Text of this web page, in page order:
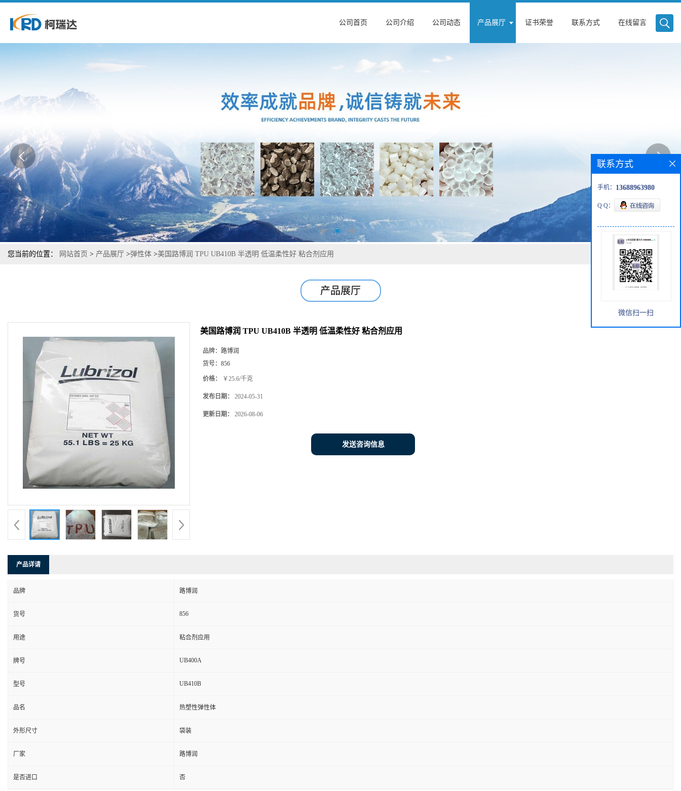
公司首页 公司介绍 公司动态 产品展厅 证书荣誉 联系方式 在线留言
您当前的位置： 网站首页 > 产品展厅 >弹性体 >美国路博润 TPU UB410B 半透明 低温柔性好 粘合剂应用
产品展厅
美国路博润 TPU UB410B 半透明 低温柔性好 粘合剂应用
品牌： 路博润
货号： 856
价格： ￥25.6/千克
发布日期： 2024-05-31
更新日期： 2026-08-06
发送咨询信息
产品详请
品牌 路博润
货号 856
用途 粘合剂应用
牌号 UB400A
型号 UB410B
品名 热塑性弹性体
外形尺寸 袋装
厂家 路博润
是否进口 否
联系方式
手机： 13688963980
Q Q：
微信扫一扫